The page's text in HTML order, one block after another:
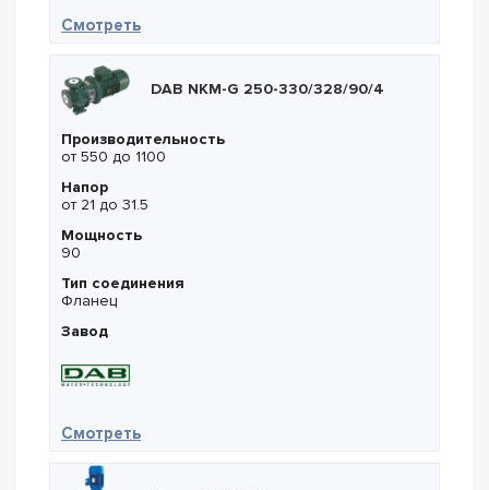
Смотреть— Кометта К377 90-06/2-100/16А/450Т2
DAB NKM-G 250-330/328/90/4
Производительность
от 550 до 1100
Напор
от 21 до 31.5
Мощность
90
Тип соединения
Фланец
Завод
Смотреть— DAB NKM-G 250-330/328/90/4